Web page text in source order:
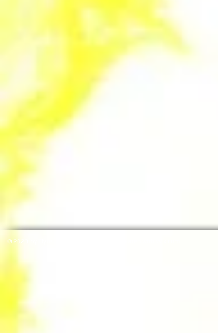
© 2023 by FlyteCatEmotion Inc. Proudly created with